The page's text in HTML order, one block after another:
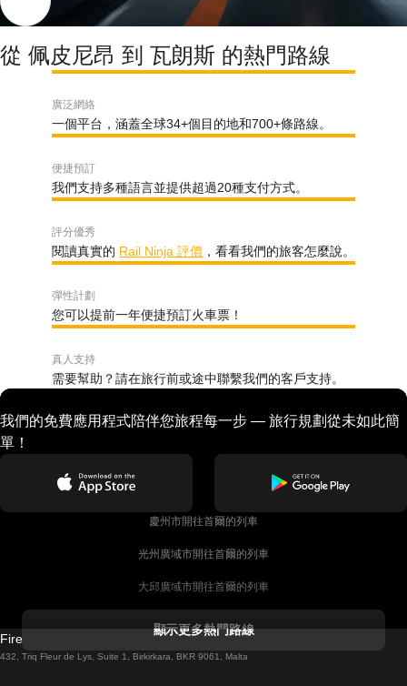
從 佩皮尼昂 到 瓦朗斯 的熱門路線
廣泛網絡
一個平台，涵蓋全球34+個目的地和700+條路線。
便捷預訂
我們支持多種語言並提供超過20種支付方式。
評分優秀
閱讀真實的 Rail Ninja 評價 ，看看我們的旅客怎麼說。
彈性計劃
您可以提前一年便捷預訂火車票！
真人支持
需要幫助？請在旅行前或途中聯繫我們的客戶支持。
我們的免費應用程式陪伴您旅程每一步 — 旅行規劃從未如此簡
單！
慶州市開往首爾的列車
光州廣域市開往首爾的列車
大邱廣域市開往首爾的列車
都柏林開往戈尔韦的列車
顯示更多熱門路線
Firebird GT Limited (OC 1451)
432, Triq Fleur de Lys, Suite 1, Birkirkara, BKR 9061, Malta